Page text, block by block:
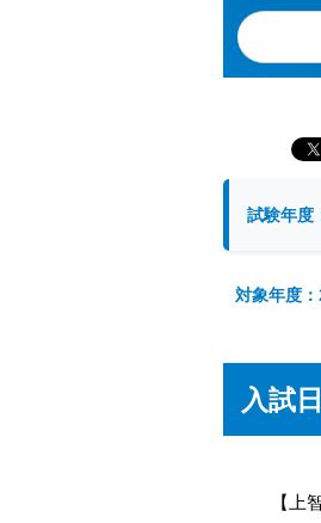
試験年度
対象年度
入試
【上